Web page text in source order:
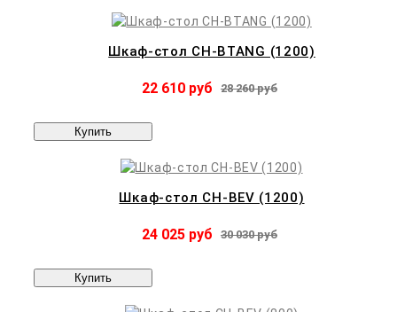
Шкаф-стол CH-BTANG (1200)
22 610 руб 28 260 руб
Купить
Шкаф-стол CH-BEV (1200)
24 025 руб 30 030 руб
Купить